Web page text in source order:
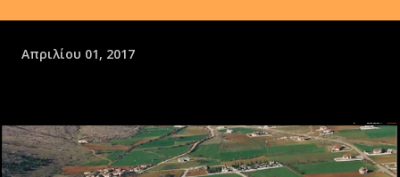
Απριλίου 01, 2017